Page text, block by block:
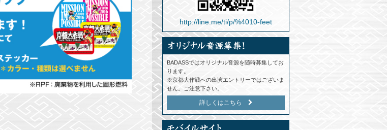
http://line.me/ti/p/%4010-feet
BADASSではオリジナル音源を随時募集してお
ります。
※京都大作戦への出演エントリーではございま
せん。ご注意下さい。
詳しくはこちら